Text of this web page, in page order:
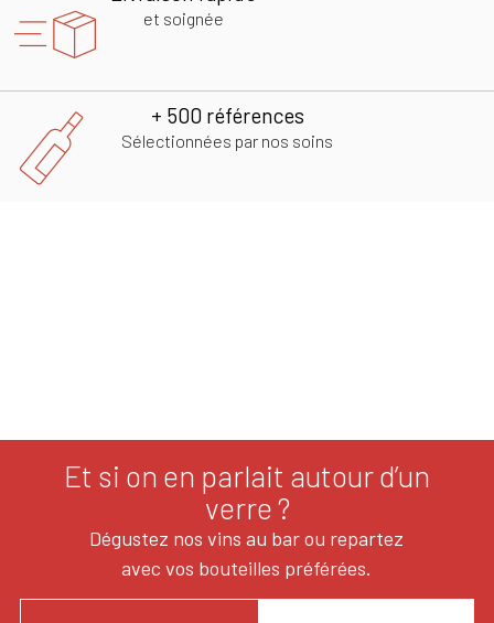
et soignée
+ 500 références
Sélectionnées par nos soins
Et si on en parlait autour d’un
verre ?
Dégustez nos vins au bar ou repartez
avec vos bouteilles préférées.